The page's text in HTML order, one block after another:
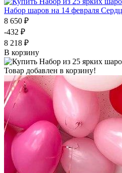
Набор шаров на 14 февраля
8 650 ₽
-432 ₽
8 218 ₽
В корзину
Товар добавлен в корзину!